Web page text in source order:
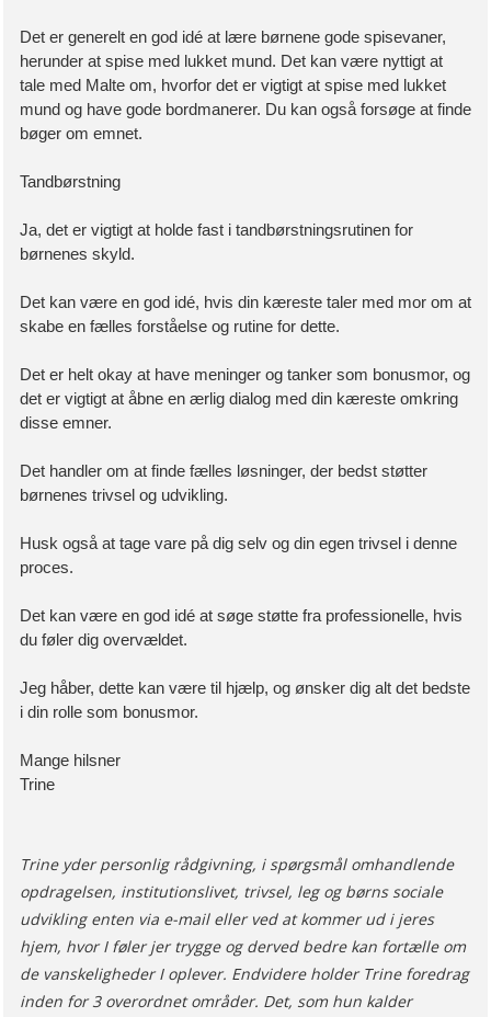
Det er generelt en god idé at lære børnene gode spisevaner,
herunder at spise med lukket mund. Det kan være nyttigt at
tale med Malte om, hvorfor det er vigtigt at spise med lukket
mund og have gode bordmanerer. Du kan også forsøge at finde
bøger om emnet.
Tandbørstning
Ja, det er vigtigt at holde fast i tandbørstningsrutinen for
børnenes skyld.
Det kan være en god idé, hvis din kæreste taler med mor om at
skabe en fælles forståelse og rutine for dette.
Det er helt okay at have meninger og tanker som bonusmor, og
det er vigtigt at åbne en ærlig dialog med din kæreste omkring
disse emner.
Det handler om at finde fælles løsninger, der bedst støtter
børnenes trivsel og udvikling.
Husk også at tage vare på dig selv og din egen trivsel i denne
proces.
Det kan være en god idé at søge støtte fra professionelle, hvis
du føler dig overvældet.
Jeg håber, dette kan være til hjælp, og ønsker dig alt det bedste
i din rolle som bonusmor.
Mange hilsner
Trine
Trine yder personlig rådgivning, i spørgsmål omhandlende
opdragelsen, institutionslivet, trivsel, leg og børns sociale
udvikling enten via e-mail eller ved at kommer ud i jeres
hjem, hvor I føler jer trygge og derved bedre kan fortælle om
de vanskeligheder I oplever. Endvidere holder Trine foredrag
inden for 3 overordnet områder. Det, som hun kalder